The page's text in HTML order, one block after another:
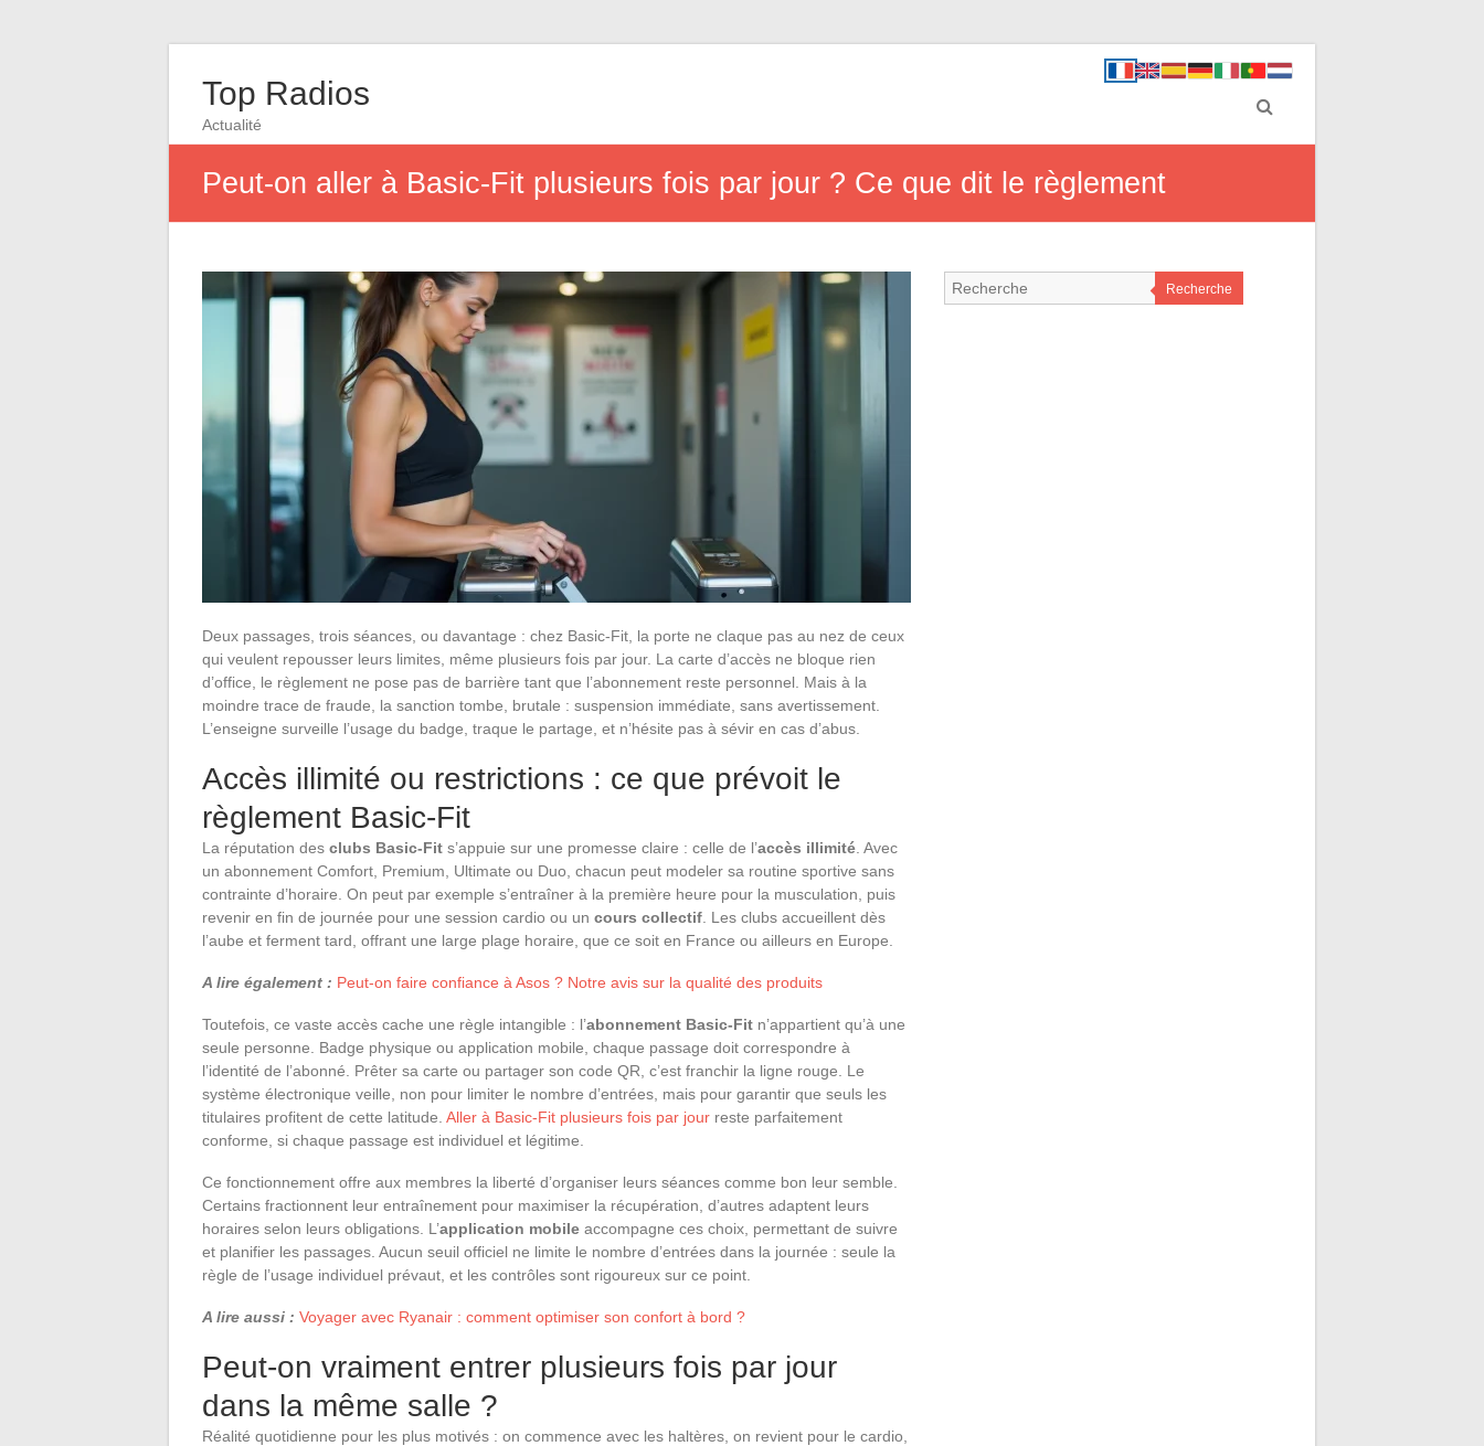
Top Radios
Actualité
Peut-on aller à Basic-Fit plusieurs fois par jour ? Ce que dit le règlement
Deux passages, trois séances, ou davantage : chez Basic-Fit, la porte ne claque pas au nez de ceux
qui veulent repousser leurs limites, même plusieurs fois par jour. La carte d’accès ne bloque rien
d’office, le règlement ne pose pas de barrière tant que l’abonnement reste personnel. Mais à la
moindre trace de fraude, la sanction tombe, brutale : suspension immédiate, sans avertissement.
L’enseigne surveille l’usage du badge, traque le partage, et n’hésite pas à sévir en cas d’abus.
Accès illimité ou restrictions : ce que prévoit le
règlement Basic-Fit
La réputation des clubs Basic-Fit s’appuie sur une promesse claire : celle de l’accès illimité . Avec
un abonnement Comfort, Premium, Ultimate ou Duo, chacun peut modeler sa routine sportive sans
contrainte d’horaire. On peut par exemple s’entraîner à la première heure pour la musculation, puis
revenir en fin de journée pour une session cardio ou un cours collectif . Les clubs accueillent dès
l’aube et ferment tard, offrant une large plage horaire, que ce soit en France ou ailleurs en Europe.
A lire également : Peut-on faire confiance à Asos ? Notre avis sur la qualité des produits
Toutefois, ce vaste accès cache une règle intangible : l’abonnement Basic-Fit n’appartient qu’à une
seule personne. Badge physique ou application mobile, chaque passage doit correspondre à
l’identité de l’abonné. Prêter sa carte ou partager son code QR, c’est franchir la ligne rouge. Le
système électronique veille, non pour limiter le nombre d’entrées, mais pour garantir que seuls les
titulaires profitent de cette latitude. Aller à Basic-Fit plusieurs fois par jour reste parfaitement
conforme, si chaque passage est individuel et légitime.
Ce fonctionnement offre aux membres la liberté d’organiser leurs séances comme bon leur semble.
Certains fractionnent leur entraînement pour maximiser la récupération, d’autres adaptent leurs
horaires selon leurs obligations. L’application mobile accompagne ces choix, permettant de suivre
et planifier les passages. Aucun seuil officiel ne limite le nombre d’entrées dans la journée : seule la
règle de l’usage individuel prévaut, et les contrôles sont rigoureux sur ce point.
A lire aussi : Voyager avec Ryanair : comment optimiser son confort à bord ?
Peut-on vraiment entrer plusieurs fois par jour
dans la même salle ?
Réalité quotidienne pour les plus motivés : on commence avec les haltères, on revient pour le cardio,
Recherche